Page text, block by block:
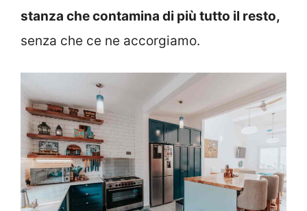
stanza che contamina di più tutto il resto,
senza che ce ne accorgiamo.